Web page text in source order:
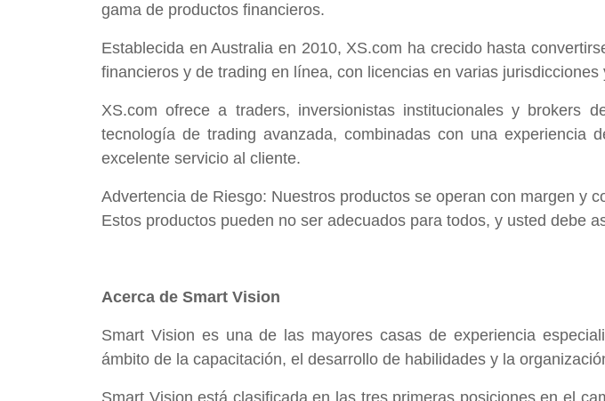
gama de productos financieros.
Establecida en Australia en 2010, XS.com ha crecido hasta
financieros y de trading en línea, con licencias en varias
XS.com ofrece a traders, inversionistas institucionales y
tecnología de trading avanzada, combinadas con una
excelente servicio al cliente.
Advertencia de Riesgo: Nuestros productos se operan con margen y
Estos productos pueden no ser adecuados para todos, y usted debe
Acerca de Smart Vision
Smart Vision es una de las mayores casas de experiencia
ámbito de la capacitación, el desarrollo de habilidades y la